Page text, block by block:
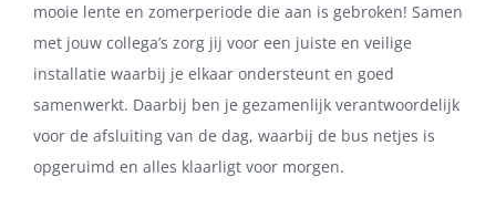
mooie lente en zomerperiode die aan is gebroken! Samen
met jouw collega’s zorg jij voor een juiste en veilige
installatie waarbij je elkaar ondersteunt en goed
samenwerkt. Daarbij ben je gezamenlijk verantwoordelijk
voor de afsluiting van de dag, waarbij de bus netjes is
opgeruimd en alles klaarligt voor morgen.